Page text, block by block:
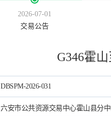
2026-07-01
交易公告
G346霍
DBSPM-2026-031
六安市公共资源交易中心霍山县分